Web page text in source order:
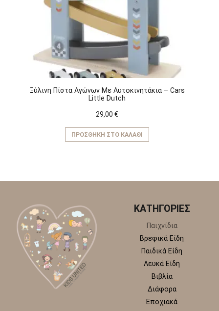
Ξύλινη Πίστα Αγώνων Με Αυτοκινητάκια – Cars
Little Dutch
29,00 €
ΠΡΟΣΘΉΚΗ ΣΤΟ ΚΑΛΆΘΙ
ΚΑΤΗΓΟΡΙΕΣ
Παιχνίδια
Βρεφικά Είδη
Παιδικά Είδη
Λευκά Είδη
Βιβλία
Διάφορα
Εποχιακά